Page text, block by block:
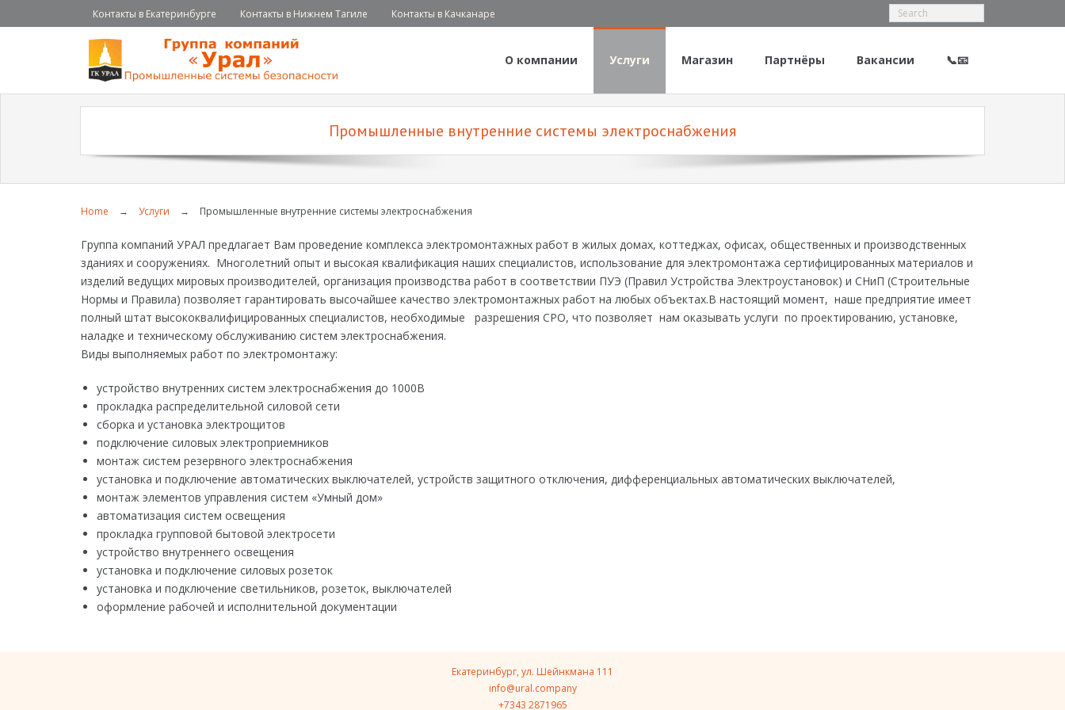
Контакты в Екатеринбурге Контакты в Нижнем Тагиле Контакты в Качканаре
О компании Услуги Магазин Партнёры Вакансии 📞📧
Промышленные внутренние системы электроснабжения
Home → Услуги → Промышленные внутренние системы электроснабжения
Группа компаний УРАЛ предлагает Вам проведение комплекса электромонтажных работ в жилых домах, коттеджах, офисах, общественных и производственных
зданиях и сооружениях. Многолетний опыт и высокая квалификация наших специалистов, использование для электромонтажа сертифицированных материалов и
изделий ведущих мировых производителей, организация производства работ в соответствии ПУЭ (Правил Устройства Электроустановок) и СНиП (Строительные
Нормы и Правила) позволяет гарантировать высочайшее качество электромонтажных работ на любых объектах.В настоящий момент, наше предприятие имеет
полный штат высококвалифицированных специалистов, необходимые разрешения СРО, что позволяет нам оказывать услуги по проектированию, установке,
наладке и техническому обслуживанию систем электроснабжения.
Виды выполняемых работ по электромонтажу:
устройство внутренних систем электроснабжения до 1000В
прокладка распределительной силовой сети
сборка и установка электрощитов
подключение силовых электроприемников
монтаж систем резервного электроснабжения
установка и подключение автоматических выключателей, устройств защитного отключения, дифференциальных автоматических выключателей,
монтаж элементов управления систем «Умный дом»
автоматизация систем освещения
прокладка групповой бытовой электросети
устройство внутреннего освещения
установка и подключение силовых розеток
установка и подключение светильников, розеток, выключателей
оформление рабочей и исполнительной документации
Екатеринбург, ул. Шейнкмана 111
info@ural.company
+7343 2871965